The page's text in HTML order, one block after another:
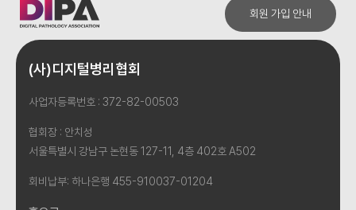
회원 가입 안내
(사)디지털병리협회
사업자등록번호 : 372-82-00503
협회장 : 안치성
서울특별시 강남구 논현동 127-11, 4층 402호 A502
회비납부: 하나은행 455-910037-01204